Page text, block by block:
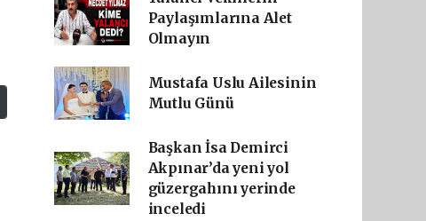
Paylaşımlarına Alet
Olmayın
Mustafa Uslu Ailesinin
Mutlu Günü
Başkan İsa Demirci
Akpınar’da yeni yol
güzergahını yerinde
inceledi